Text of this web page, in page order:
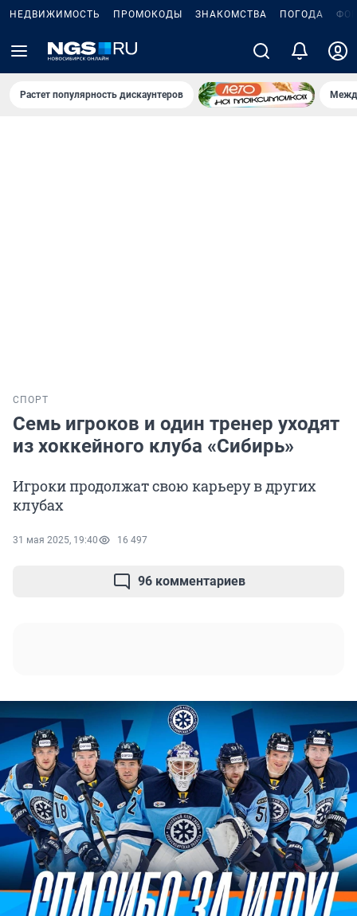
НЕДВИЖИМОСТЬ ПРОМОКОДЫ ЗНАКОМСТВА ПОГОДА
Растет популярность дискаунтеров
СПОРТ
Семь игроков и один тренер уходят
из хоккейного клуба «Сибирь»
Игроки продолжат свою карьеру в других
клубах
31 мая 2025, 19:40 16 497
96 комментариев